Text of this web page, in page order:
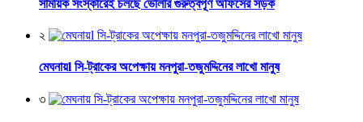
সাময়িক সংস্কারেই চলছে ভোলার গুরুত্বপূর্ণ অফিসের সড়ক
২
মেঘনায়l সি-ট্রাকের অপেক্ষায় মনপুরা-তজুমদ্দিনের লাখো মানুষ
৩